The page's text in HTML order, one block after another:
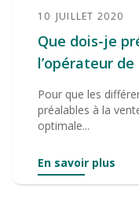
10 JUILLET 2020
Que dois-je
l’opérateur
Pour que les
préalables à la
optimale...
En savoir plus